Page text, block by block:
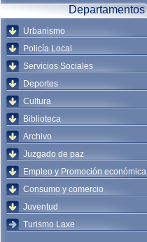
Departamentos
Urbanismo
Policía Local
Servicios Sociales
Deportes
Cultura
Biblioteca
Archivo
Juzgado de paz
Empleo y Promoción económica
Consumo y comercio
Juventud
Turismo Laxe